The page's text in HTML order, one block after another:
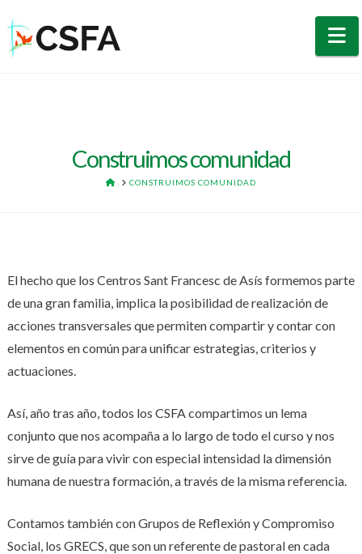
Construimos comunidad
HOMECONSTRUIMOS COMUNIDAD
El hecho que los Centros Sant Francesc de Asís formemos parte
de una gran familia, implica la posibilidad de realización de
acciones transversales que permiten compartir y contar con
elementos en común para unificar estrategias, criterios y
actuaciones.
Así, año tras año, todos los CSFA compartimos un lema
conjunto que nos acompaña a lo largo de todo el curso y nos
sirve de guía para vivir con especial intensidad la dimensión
humana de nuestra formación, a través de la misma referencia.
Contamos también con Grupos de Reflexión y Compromiso
Social, los GRECS, que son un referente de pastoral en cada